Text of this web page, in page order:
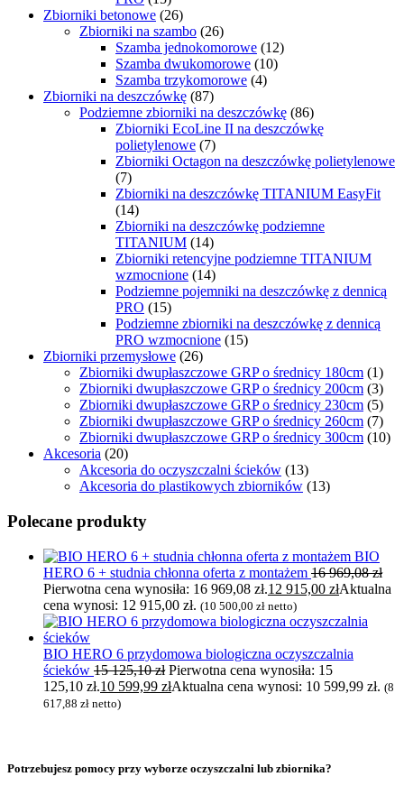
Zbiorniki betonowe (26)
Zbiorniki na szambo (26)
Szamba jednokomorowe (12)
Szamba dwukomorowe (10)
Szamba trzykomorowe (4)
Zbiorniki na deszczówkę (87)
Podziemne zbiorniki na deszczówkę (86)
Zbiorniki EcoLine II na deszczówkę
polietylenowe (7)
Zbiorniki Octagon na deszczówkę polietylenowe
(7)
Zbiorniki na deszczówkę TITANIUM EasyFit
(14)
Zbiorniki na deszczówkę podziemne
TITANIUM (14)
Zbiorniki retencyjne podziemne TITANIUM
wzmocnione (14)
Podziemne pojemniki na deszczówkę z dennicą
PRO (15)
Podziemne zbiorniki na deszczówkę z dennicą
PRO wzmocnione (15)
Zbiorniki przemysłowe (26)
Zbiorniki dwupłaszczowe GRP o średnicy 180cm (1)
Zbiorniki dwupłaszczowe GRP o średnicy 200cm (3)
Zbiorniki dwupłaszczowe GRP o średnicy 230cm (5)
Zbiorniki dwupłaszczowe GRP o średnicy 260cm (7)
Zbiorniki dwupłaszczowe GRP o średnicy 300cm (10)
Akcesoria (20)
Akcesoria do oczyszczalni ścieków (13)
Akcesoria do plastikowych zbiorników (13)
Polecane produkty
BIO
HERO 6 + studnia chłonna oferta z montażem 16 969,08zł
Pierwotna cena wynosiła: 16 969,08 zł.12 915,00 złAktualna
cena wynosi: 12 915,00 zł. (10 500,00 zł netto)
BIO HERO 6 przydomowa biologiczna oczyszczalnia
ścieków 15 125,10zł Pierwotna cena wynosiła: 15
125,10 zł.10 599,99 złAktualna cena wynosi: 10 599,99 zł. (8
617,88 zł netto)
Potrzebujesz pomocy przy wyborze oczyszczalni lub zbiornika?